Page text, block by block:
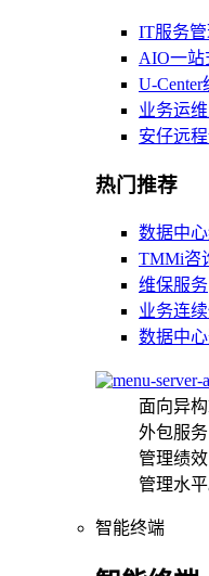
IT服务
AIO一站
U-
业务运
安仔远
热门推荐
数据中
TMMi咨
维保服务
业务连
数据中
面向异
外包服
管理绩
管理水平
智能终端